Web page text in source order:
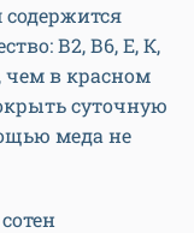
В2, В6, Е, К,
чем в красном
суточную
меда не